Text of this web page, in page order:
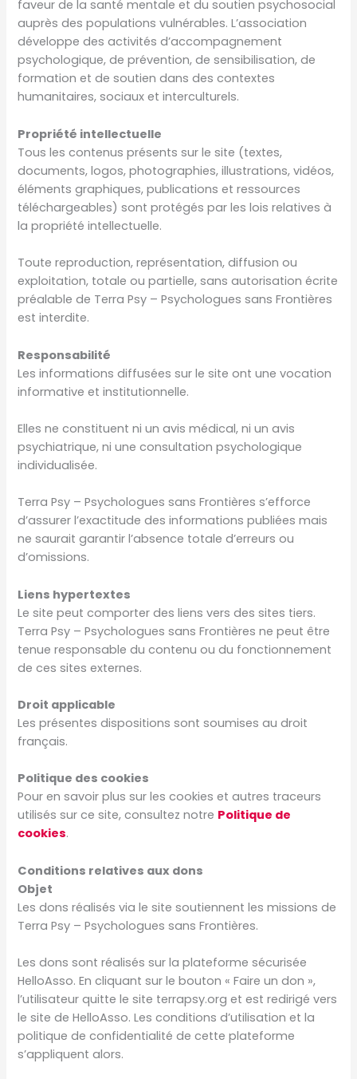
faveur de la santé mentale et du soutien psychosocial
auprès des populations vulnérables. L’association
développe des activités d’accompagnement
psychologique, de prévention, de sensibilisation, de
formation et de soutien dans des contextes
humanitaires, sociaux et interculturels.
Propriété intellectuelle
Tous les contenus présents sur le site (textes,
documents, logos, photographies, illustrations, vidéos,
éléments graphiques, publications et ressources
téléchargeables) sont protégés par les lois relatives à
la propriété intellectuelle.
Toute reproduction, représentation, diffusion ou
exploitation, totale ou partielle, sans autorisation écrite
préalable de Terra Psy – Psychologues sans Frontières
est interdite.
Responsabilité
Les informations diffusées sur le site ont une vocation
informative et institutionnelle.
Elles ne constituent ni un avis médical, ni un avis
psychiatrique, ni une consultation psychologique
individualisée.
Terra Psy – Psychologues sans Frontières s’efforce
d’assurer l’exactitude des informations publiées mais
ne saurait garantir l’absence totale d’erreurs ou
d’omissions.
Liens hypertextes
Le site peut comporter des liens vers des sites tiers.
Terra Psy – Psychologues sans Frontières ne peut être
tenue responsable du contenu ou du fonctionnement
de ces sites externes.
Droit applicable
Les présentes dispositions sont soumises au droit
français.
Politique des cookies
Pour en savoir plus sur les cookies et autres traceurs
utilisés sur ce site, consultez notre Politique de
cookies.
Conditions relatives aux dons
Objet
Les dons réalisés via le site soutiennent les missions de
Terra Psy – Psychologues sans Frontières.
Les dons sont réalisés sur la plateforme sécurisée
HelloAsso. En cliquant sur le bouton « Faire un don »,
l’utilisateur quitte le site terrapsy.org et est redirigé vers
le site de HelloAsso. Les conditions d’utilisation et la
politique de confidentialité de cette plateforme
s’appliquent alors.